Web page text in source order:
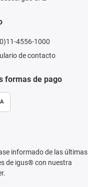
4556-1000
de contacto
formas de pago
informado de las últimas
de igus® con nuestra